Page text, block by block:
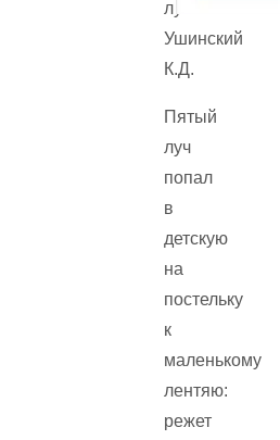
Пятый
луч
попал
в
детскую
на
постельку
к
маленькому
лентяю:
режет